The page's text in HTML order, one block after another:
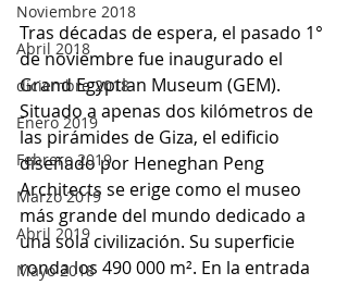
Noviembre 2018
Abril 2018
diciembre 2018
Enero 2019
Febrero 2019
Marzo 2019
Abril 2019
Mayo 2018
Tras décadas de espera, el pasado 1°
de noviembre fue inaugurado el
Grand Egyptian Museum (GEM).
Situado a apenas dos kilómetros de
las pirámides de Giza, el edificio
diseñado por Heneghan Peng
Architects se erige como el museo
más grande del mundo dedicado a
una sola civilización. Su superficie
ronda los 490 000 m². En la entrada